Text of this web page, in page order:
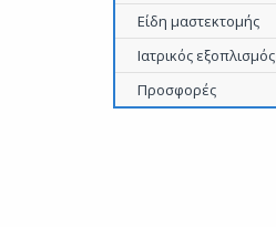
Είδη μαστεκτομής
Ιατρικός εξοπλισμός
Προσφορές